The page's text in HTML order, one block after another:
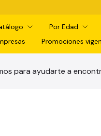
Por Edad
Promociones
para ayudarte a